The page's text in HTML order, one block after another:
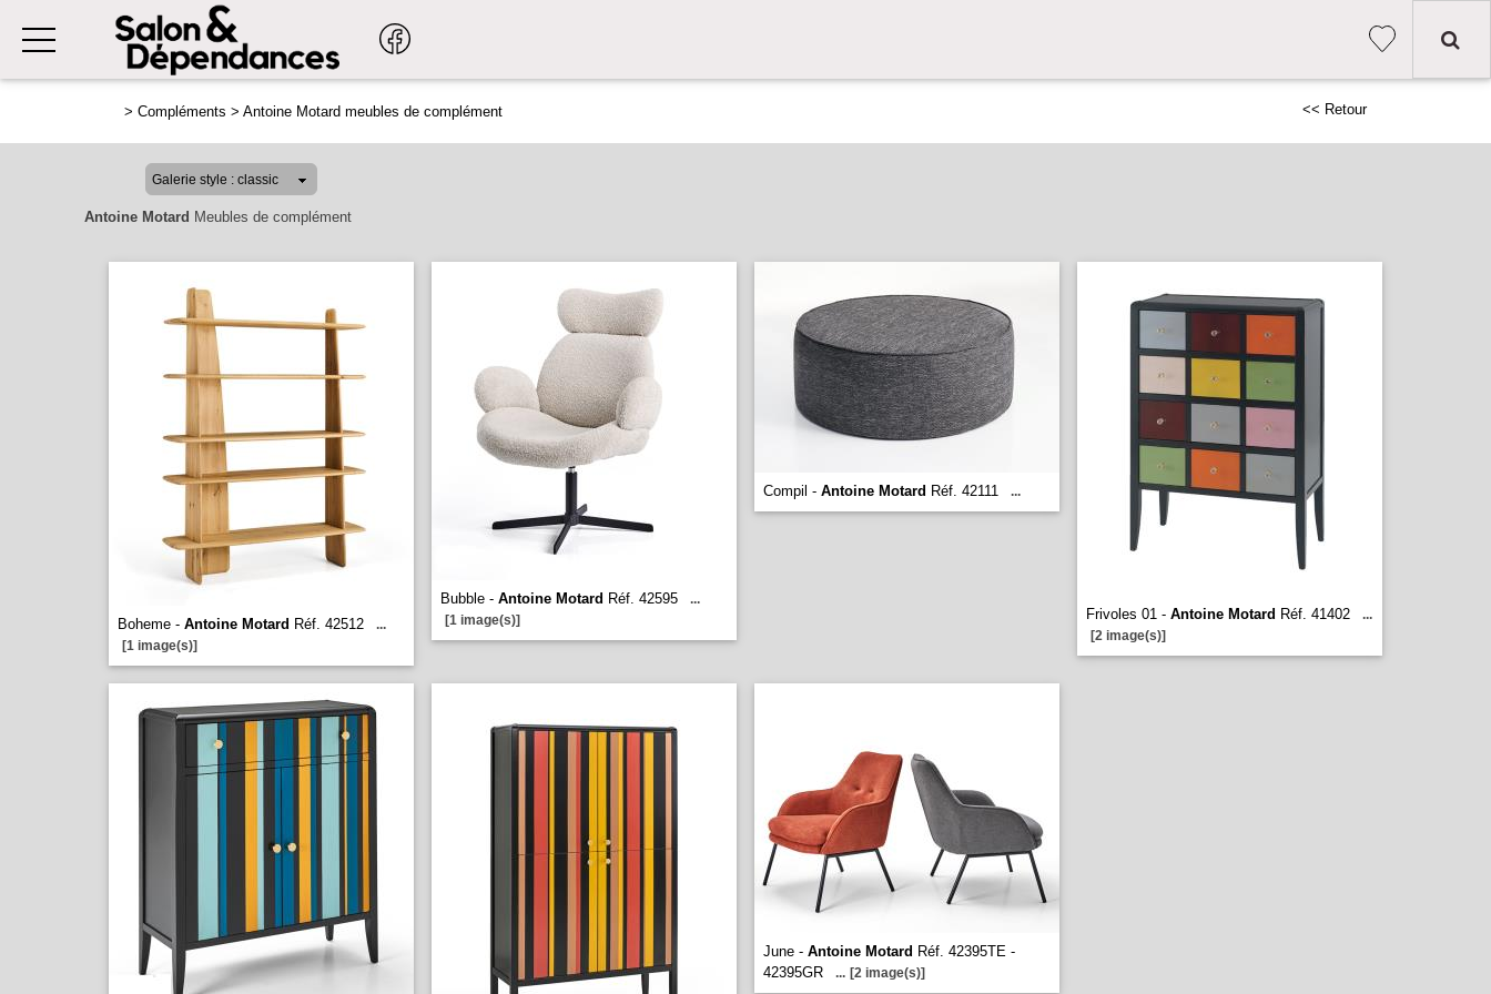
> Compléments > Antoine Motard meubles de complément << Retour
Antoine Motard Meubles de complément
Boheme - Antoine Motard Réf. 42512
...
[1 image(s)]
Bubble - Antoine Motard Réf. 42595
...
[1 image(s)]
Compil - Antoine Motard Réf. 42111 ...
Frivoles 01 - Antoine Motard Réf. 41402
...
[2 image(s)]
June - Antoine Motard Réf. 42395TE -
42395GR
... [2 image(s)]